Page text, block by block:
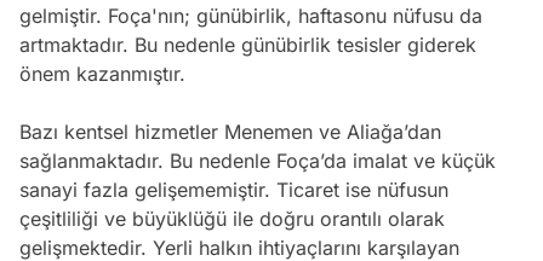
gelmiştir. Foça'nın; günübirlik, haftasonu nüfusu da
artmaktadır. Bu nedenle günübirlik tesisler giderek
önem kazanmıştır.
Bazı kentsel hizmetler Menemen ve Aliağa’dan
sağlanmaktadır. Bu nedenle Foça’da imalat ve küçük
sanayi fazla gelişememiştir. Ticaret ise nüfusun
çeşitliliği ve büyüklüğü ile doğru orantılı olarak
gelişmektedir. Yerli halkın ihtiyaçlarını karşılayan